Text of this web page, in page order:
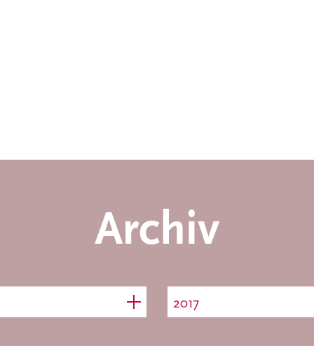
Archiv
2017